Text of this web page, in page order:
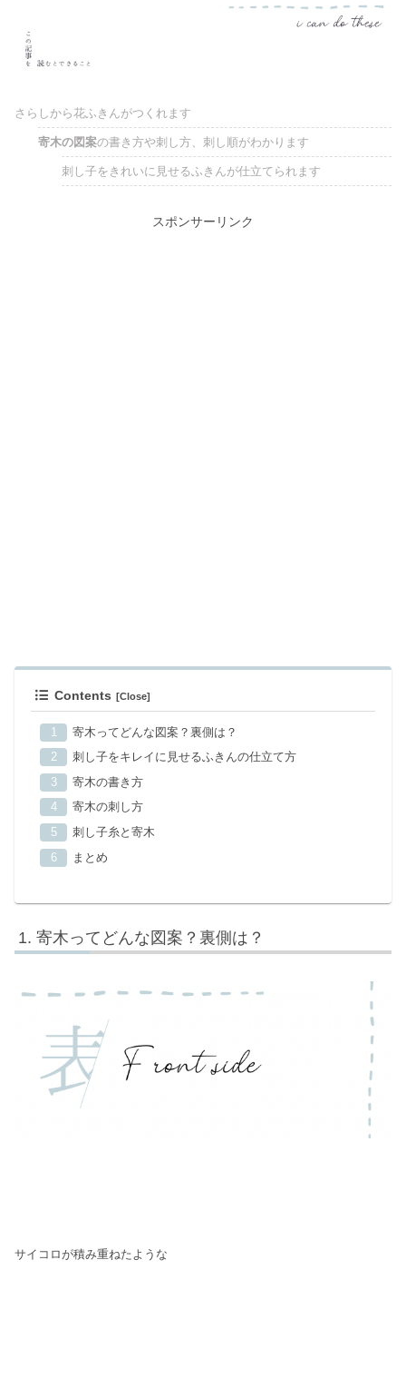
さらしから花ふきんがつくれます
寄木の図案の書き方や刺し方、刺し順がわかります
刺し子をきれいに見せるふきんが仕立てられます
スポンサーリンク
Contents
寄木ってどんな図案？裏側は？
刺し子をキレイに見せるふきんの仕立て方
寄木の書き方
寄木の刺し方
刺し子糸と寄木
まとめ
寄木ってどんな図案？裏側は？
サイコロが積み重ねたような